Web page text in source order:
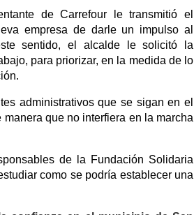
de Carrefour le transmitió el
empresa de darle un impulso al
sentido, el alcalde le solicitó la
para priorizar, en la medida de lo
administrativos que se sigan en el
que no interfiera en la marcha
de la Fundación Solidaria
como se podría establecer una